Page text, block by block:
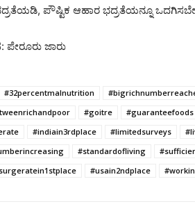
ಪೌಷ್ಟಿಕ ಆಹಾರ ಭದ್ರತೆಯನ್ನೂ
ಜಾರು
#32percentmalnutrition
#goitre #guaranteefoods
#indiain3rdplace #limitedsurveys
#standardofliving
#usain2ndplace